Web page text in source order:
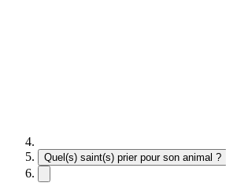
Quel(s) saint(s) prier pour son animal ?